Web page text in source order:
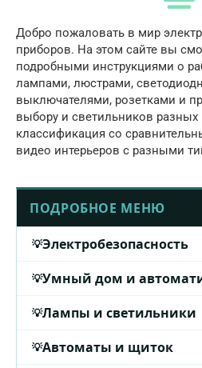
Добро пожаловать в мир
приборов. На этом сайте вы
подробными инструкциями о
лампами, люстрами,
выключателями, розетками и
выбору и светильников
классификация со
видео интерьеров с разными
ПОДРОБНОЕ МЕНЮ
Электробезопасность
Умный дом и
Лампы и светильники
Автоматы и щиток